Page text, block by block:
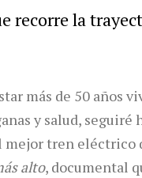
recorre la
más de 50 años
y salud, seguiré
mejor tren eléctrico
alto, documental